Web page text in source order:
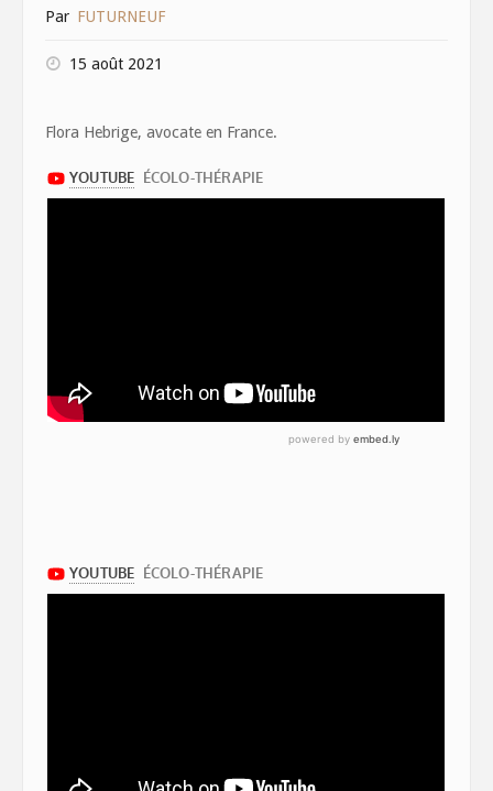
Par FUTURNEUF
15 août 2021
Flora Hebrige, avocate en France.